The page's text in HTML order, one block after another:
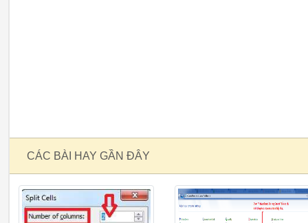
CÁC BÀI HAY GẦN ĐÂY